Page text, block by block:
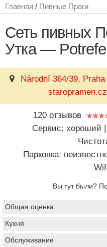
Главная / Пивные Праги
Сеть пивных
Утка —
Národní 364/39, Praha
staropramen.cz
120 отзывов
Сервис: хороший |
Парковка:
Вы тут были?
Общая оценка
Кухня
Обслуживание